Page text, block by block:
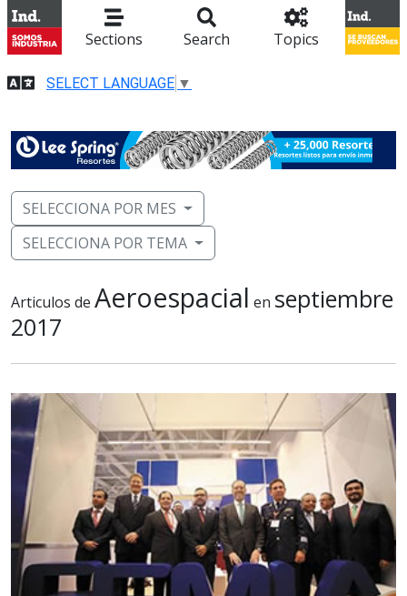
Sections Search Topics
SELECT LANGUAGE ▼
SELECCIONA POR MES
SELECCIONA POR TEMA
Articulos de Aeroespacial en septiembre
2017